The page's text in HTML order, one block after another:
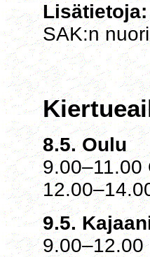
Lisätietoja:
SAK:n
8.5. Oulu
9.00–11.00
9.5.
9.00–12.00